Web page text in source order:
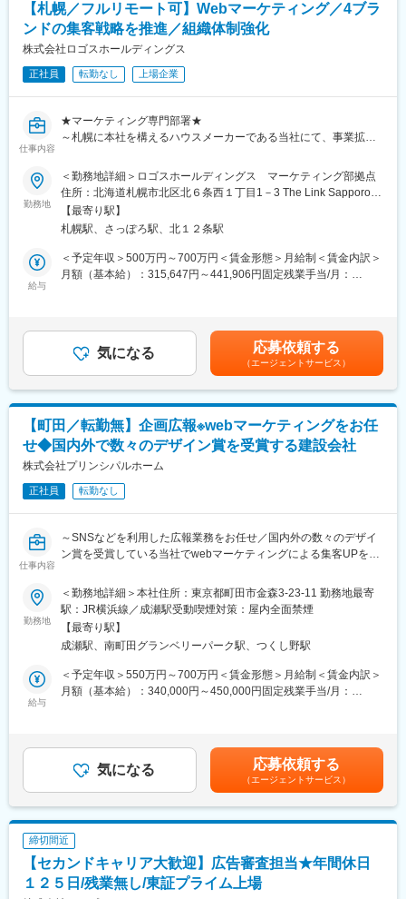
■業務詳細：
(1)ブランド戦略の企画・推進：
・コーポレートブランド戦略の立案および運用管理
・ブランドコンセプト、世界観の設計・浸透施策の企画推進
・企業価値向上に向けた各種ブランディング施策の実行
(2)クリエイティブ品質管理・ディレクション：
・広告、Webサイト、パンフレット、動画など各種クリエイティ
ブの品質管理
・デザインおよびコピーライティングの企画・制作ディレクショ
・ブランドガイドラインの整備および品質基準の管理
(3)制作プロジェクト推進：
・社内関係部署との連携およびプロジェクト進行管理
・外部制作会社、デザイナー、撮影チーム等の選定・折衝・ディ
・クリエイティブ制作における進行管理および成果検証
■ミッション：
・事業成長に直結するマーケティング戦略の推進
・ブランド価値向上と反響獲得を両立するクリエイティブの実現
・各ブランドの魅力を最大限に引き出すコミュニケーション設計
■このポジションの魅力：
・当社では4社の住宅ブランドを展開しており、それぞれ異なるブ
ランドコンセプトや顧客層を持っています。
・本ポジションでは、4つのブランドの個性や世界観を尊重しなが
・各ブランドの強みを活かし、お客様に選ばれる理由を形にして
いくやりがいがあります。
変更の範囲：会社の定める業務
【札幌／フルリモート可】Webマーケティング／4ブラ
ンドの集客戦略を推進／組織体制強化
株式会社ロゴスホールディングス
正社員 転勤なし 上場企業
仕事内容
★マーケティング専門部署★
～札幌に本社を構えるハウスメーカーである当社にて、事業拡大
■ミッション：
・当社が展開する4ブランドそれぞれの個性や強みを活かしなが
ら、ブランド価値向上と集客成果最大化の両立を実現すること。
・戦略立案から実行、効果検証までを一貫して推進し、マーケテ
ィングの力で事業成長を牽引していただきます。
す。
・将来的にはディレクターとして、各ブランドのマーケティング
戦略を統括し、組織を牽引いただくことを期待しています。
(1)マーケティング戦略の立案・実行
・各事業会社の商談目標達成に向けた集客戦略の企画・推進
・KGI・KPIに基づくマーケティング施策の設計・実行
・ブランドごとの特性に合わせた施策立案
(2)効果分析・改善推進
・Google Analyticsなどを活用したデータ分析
・マーケティング施策の効果検証および改善提案
・PDCAサイクルの構築・運用
(3)予算・プロジェクト管理
・各ブランドのマーケティング予算管理
・社内外関係者との連携およびプロジェクト推進
(4)外部パートナーとの連携
・広告代理店や制作会社との折衝
・広告運用や制作進行のディレクション
(5)マーケティング基盤の強化
・CRM／MAの活用推進
・部長の下、8名のメンバーで構成されております（20代～30代
が中心）
■この仕事のやりがい：
・当社では複数の住宅ブランドを展開しており、それぞれ異なる
ブランドコンセプトや顧客層を持っています。
・本ポジションでは、4つのブランドそれぞれの個性や世界観を大
切にしながら、戦略立案から実行、改善まで幅広く携わることが
勤務地
＜勤務地詳細＞ロゴスホールディングス マーケティング部拠点
住所：北海道札幌市北区北６条西１丁目1－3 The Link Sapporo
８階受動喫煙対策：屋内全面禁煙変更の範囲：会社の定める事業
所（リモートワーク含む）
【最寄り駅】
札幌駅、さっぽろ駅、北１２条駅
給与
＜予定年収＞500万円～700万円＜賃金形態＞月給制＜賃金内訳＞
月額（基本給）：315,647円～441,906円固定残業手当/月：
詳細は、経験・年齢・能力を考慮し規定により優遇致します。■昇
給：年1回（7月）※業務評価による■賞与：年2回（6月、12月）年
間：基本給2.0ヶ月分支給※前年度実績による賃金はあくまでも目
安の金額であり、選考を通じて上下する可能性があります。月給
(月額)は固定手当を含めた表記です。
気になる 応募依頼する
（エージェントサービス）
【町田／転勤無】企画広報※webマーケティングをお任
せ◆国内外で数々のデザイン賞を受賞する建設会社
株式会社プリンシパルホーム
正社員 転勤なし
仕事内容
～SNSなどを利用した広報業務をお任せ／国内外の数々のデザイ
ン賞を受賞している当社でwebマーケティングによる集客UPをお
ークライフバランスを整えて長期就労可能な就業環境～
■職務内容：
ホームページ・SNS等からの集客、注文住宅・コーポレートサイ
トの運営をお任せ致します。
・SEO対策
・上記、数値データと向き合い検証と改善を繰り返す
でなく、7日程の長期休暇も取得するなどメリハリを持った就業環
境となっております。PCは20時シャットダウンするなど残業対策
にも取り組んでおり、月平均残業時間は20H程となっておりま
す。
勤務地
＜勤務地詳細＞本社住所：東京都町田市金森3-23-11 勤務地最寄
駅：JR横浜線／成瀬駅受動喫煙対策：屋内全面禁煙
【最寄り駅】
成瀬駅、南町田グランベリーパーク駅、つくし野駅
給与
＜予定年収＞550万円～700万円＜賃金形態＞月給制＜賃金内訳＞
月額（基本給）：340,000円～450,000円固定残業手当/月：
賞与：年1回賃金はあくまでも目安の金額であり、選考を通じて上
下する可能性があります。月給(月額)は固定手当を含めた表記で
す。
気になる 応募依頼する
（エージェントサービス）
締切間近
【セカンドキャリア大歓迎】広告審査担当★年間休日
１２５日/残業無し/東証プライム上場